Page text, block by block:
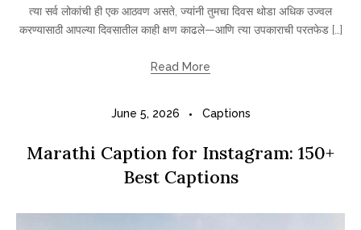
त्या सर्व लोकांची ही एक आठवण असते, ज्यांनी तुमचा दिवस थोडा अधिक उज्वल
करण्यासाठी आपल्या दिवसातील काही क्षण काढले—आणि त्या उपकाराची परतफेड […]
Read More
June 5, 2026 Captions
Marathi Caption for Instagram: 150+
Best Captions